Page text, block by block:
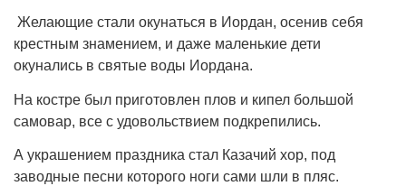
Желающие стали окунаться в Иордан, осенив себя
крестным знамением, и даже маленькие дети
окунались в святые воды Иордана.
На костре был приготовлен плов и кипел большой
самовар, все с удовольствием подкрепились.
А украшением праздника стал Казачий хор, под
заводные песни которого ноги сами шли в пляс.